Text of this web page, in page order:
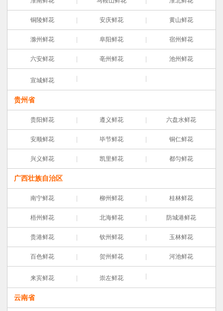
铜陵鲜花 安庆鲜花 黄山鲜花
滁州鲜花 阜阳鲜花 宿州鲜花
六安鲜花 亳州鲜花 池州鲜花
宣城鲜花
贵州省
贵阳鲜花 遵义鲜花 六盘水鲜花
安顺鲜花 毕节鲜花 铜仁鲜花
兴义鲜花 凯里鲜花 都匀鲜花
广西壮族自治区
南宁鲜花 柳州鲜花 桂林鲜花
梧州鲜花 北海鲜花 防城港鲜花
贵港鲜花 钦州鲜花 玉林鲜花
百色鲜花 贺州鲜花 河池鲜花
来宾鲜花 崇左鲜花
云南省